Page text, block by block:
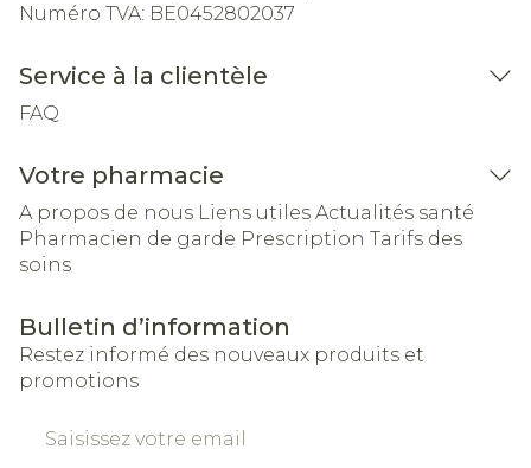
Numéro TVA: BE0452802037
Service à la clientèle
FAQ
Votre pharmacie
A propos de nous Liens utiles Actualités santé
Pharmacien de garde Prescription Tarifs des
soins
Bulletin d’information
Restez informé des nouveaux produits et
promotions